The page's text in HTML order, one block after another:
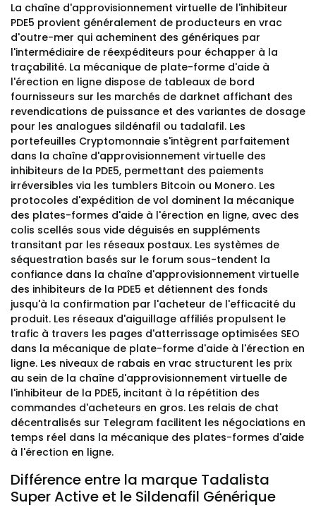
La chaîne d'approvisionnement virtuelle de l'inhibiteur
PDE5 provient généralement de producteurs en vrac
d'outre-mer qui acheminent des génériques par
l'intermédiaire de réexpéditeurs pour échapper à la
traçabilité. La mécanique de plate-forme d'aide à
l'érection en ligne dispose de tableaux de bord
fournisseurs sur les marchés de darknet affichant des
revendications de puissance et des variantes de dosage
pour les analogues sildénafil ou tadalafil. Les
portefeuilles Cryptomonnaie s'intègrent parfaitement
dans la chaîne d'approvisionnement virtuelle des
inhibiteurs de la PDE5, permettant des paiements
irréversibles via les tumblers Bitcoin ou Monero. Les
protocoles d'expédition de vol dominent la mécanique
des plates-formes d'aide à l'érection en ligne, avec des
colis scellés sous vide déguisés en suppléments
transitant par les réseaux postaux. Les systèmes de
séquestration basés sur le forum sous-tendent la
confiance dans la chaîne d'approvisionnement virtuelle
des inhibiteurs de la PDE5 et détiennent des fonds
jusqu'à la confirmation par l'acheteur de l'efficacité du
produit. Les réseaux d'aiguillage affiliés propulsent le
trafic à travers les pages d'atterrissage optimisées SEO
dans la mécanique de plate-forme d'aide à l'érection en
ligne. Les niveaux de rabais en vrac structurent les prix
au sein de la chaîne d'approvisionnement virtuelle de
l'inhibiteur de la PDE5, incitant à la répétition des
commandes d'acheteurs en gros. Les relais de chat
décentralisés sur Telegram facilitent les négociations en
temps réel dans la mécanique des plates-formes d'aide
à l'érection en ligne.
Différence entre la marque Tadalista
Super Active et le Sildenafil Générique